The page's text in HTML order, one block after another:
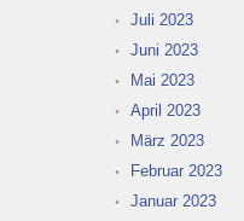
Juli 2023
Juni 2023
Mai 2023
April 2023
März 2023
Februar 2023
Januar 2023